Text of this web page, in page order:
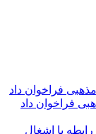
فراخوان داد